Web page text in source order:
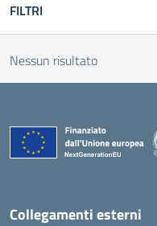
FILTRI
Nessun risultato
Collegamenti esterni